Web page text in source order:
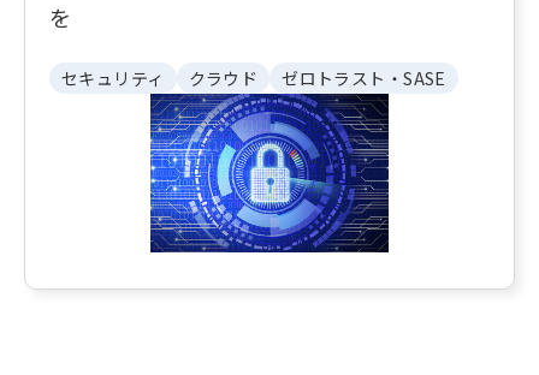
を
セキュリティ クラウド ゼロトラスト・SASE